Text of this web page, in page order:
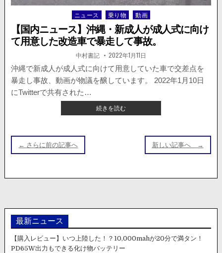
い
頭
で
衝
突。
恐
の
ド
レ
コ
Posted
in
ニュース 乗り物 動画
【国内ニュース】沖縄・新成人が成人式に向け
て用意した改造車で暴走して事故。
著
者:
中村書記 掲
載
日：
2022年1月11日
沖縄で新成人が成人式に向けて用意していた車で交差点を
暴走し事故、動画が物議を醸しています。 2022年1月10日
にTwitterで共有された…
続きを読む【国
内
が
人
式
稿
ナ
シ
ョ
ン
← さらに前の記事へ 新しい記事へ →
最新ニュース
【購入レビュー】いつ上陸した！？10,000mahが20分で満タン！
PD65W出力もできる化け物バッテリー